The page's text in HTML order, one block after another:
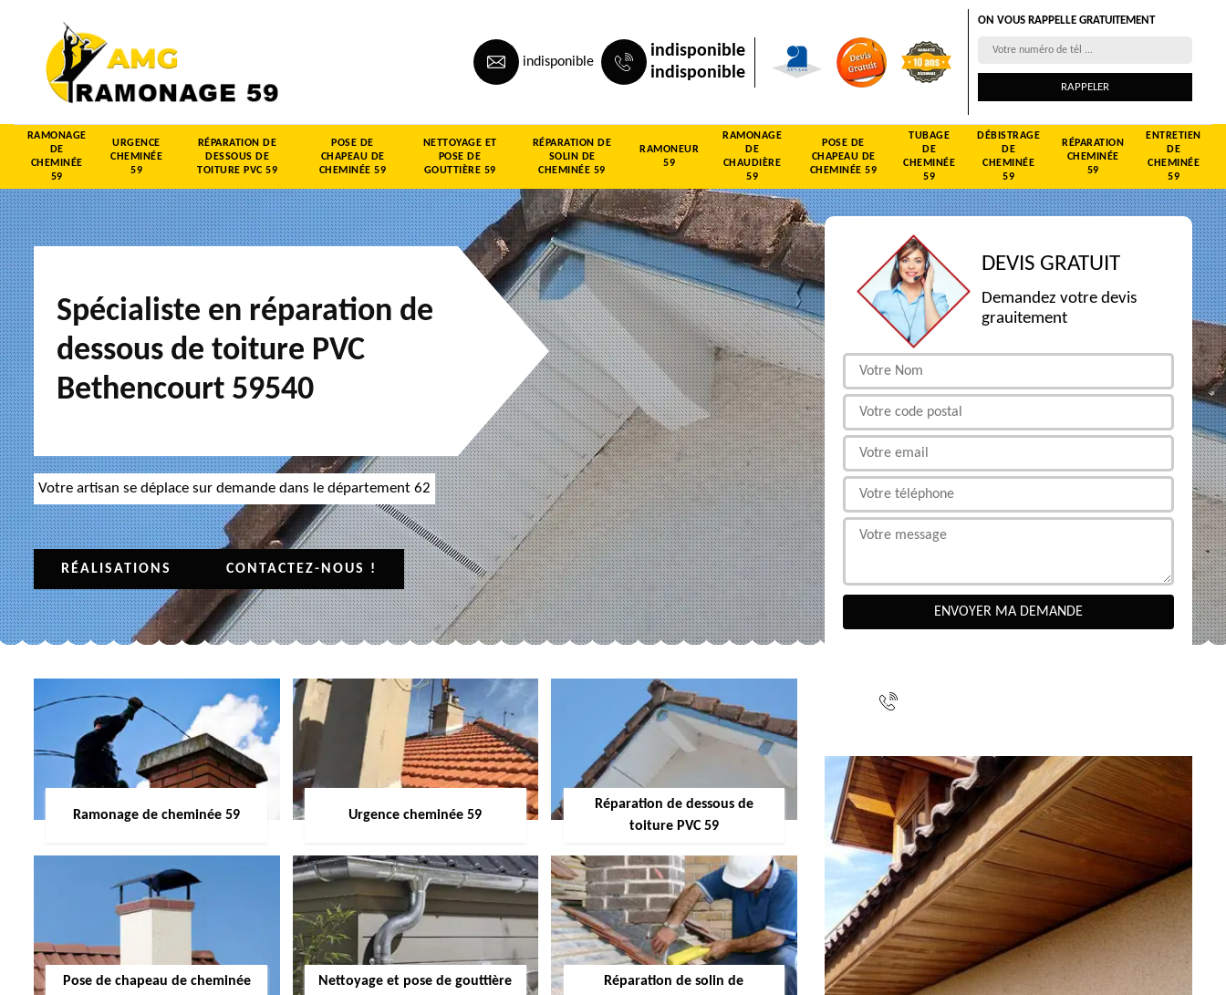
indisponible
indisponible
indisponible
ON VOUS RAPPELLE GRATUITEMENT
RAMONAGE
DE
CHEMINÉE
59
URGENCE
CHEMINÉE
59
RÉPARATION DE
DESSOUS DE
TOITURE PVC 59
POSE DE
CHAPEAU DE
CHEMINÉE 59
NETTOYAGE ET
POSE DE
GOUTTIÈRE 59
RÉPARATION DE
SOLIN DE
CHEMINÉE 59
RAMONEUR
59
RAMONAGE
DE
CHAUDIÈRE
59
POSE DE
CHAPEAU DE
CHEMINÉE 59
TUBAGE
DE
CHEMINÉE
59
DÉBISTRAGE
DE
CHEMINÉE
59
RÉPARATION
CHEMINÉE
59
ENTRETIEN
DE
CHEMINÉE
59
Spécialiste en réparation de
dessous de toiture PVC
Bethencourt 59540
Votre artisan se déplace sur demande dans le département 62
RÉALISATIONS CONTACTEZ-NOUS !
Ramonage de cheminée 59 Urgence cheminée 59
Réparation de dessous de
toiture PVC 59
Pose de chapeau de cheminée
Nettoyage et pose de gouttière
Réparation de solin de
DEVIS GRATUIT
Demandez votre devis
grauitement